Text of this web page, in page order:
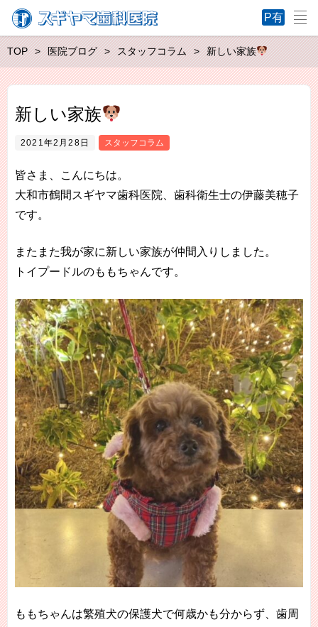
TOP 医院ブログ スタッフコラム 新しい家族
新しい家族
2021年2月28日 スタッフコラム
皆さま、こんにちは。
大和市鶴間スギヤマ歯科医院、歯科衛生士の伊藤美穂子
です。
またまた我が家に新しい家族が仲間入りしました。
トイプードルのももちゃんです。
ももちゃんは繁殖犬の保護犬で何歳かも分からず、歯周